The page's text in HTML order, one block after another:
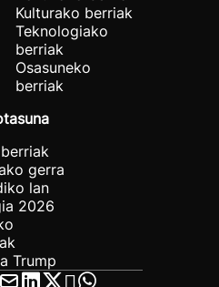
Kulturako berriak
Teknologiako
berriak
Osasuneko
berriak
gerra
lan
2026
Trump